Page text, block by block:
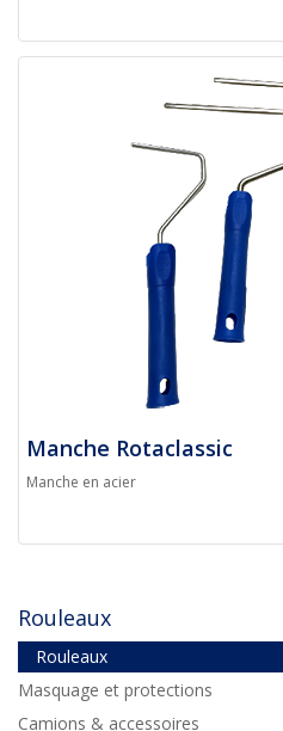
Manche Rotaclassic
Manche en acier
Rouleaux
Rouleaux
Masquage et protections
Camions & accessoires